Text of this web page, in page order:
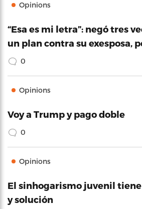
Opinions
“Esa es mi letra”: negó tres
un plan contra su exesposa,
0
Opinions
Voy a Trump y pago doble
0
Opinions
El sinhogarismo juvenil
y solución